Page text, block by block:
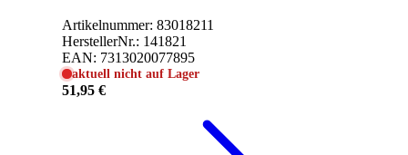
Artikelnummer: 83018211
HerstellerNr.: 141821
EAN: 7313020077895
aktuell nicht auf Lager
51,95 €